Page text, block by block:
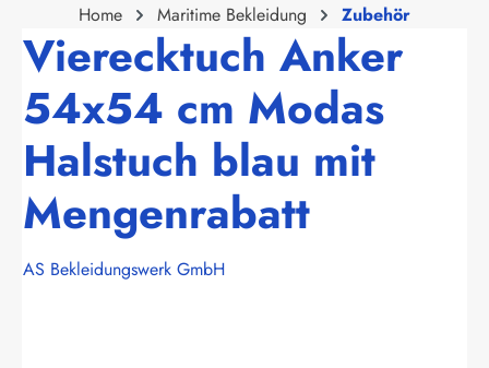
Home Maritime Bekleidung Zubehör
Vierecktuch Anker
54x54 cm Modas
Halstuch blau mit
Mengenrabatt
AS Bekleidungswerk GmbH